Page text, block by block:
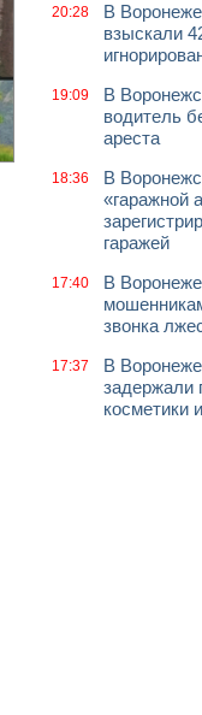
20:28
В
взыскали
19:09
В
водитель
ареста
18:36
В
«гаражной
гаражей
17:40
В
звонка
17:37
В
задержали
косметики